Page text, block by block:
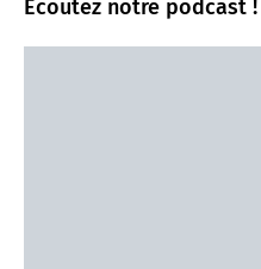
Écoutez notre podcast !